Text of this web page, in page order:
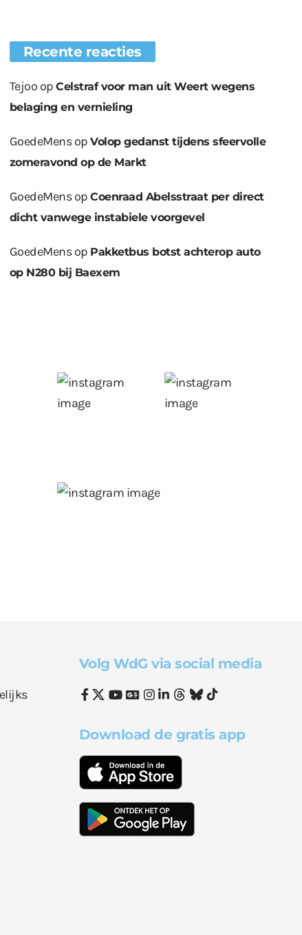
Recente reacties
Tejoo opCelstraf voor man uit Weert wegens
belaging en vernieling
GoedeMensopVolop gedanst tijdens sfeervolle
zomeravond op de Markt
GoedeMensopCoenraad Abelsstraat per direct
dicht vanwege instabiele voorgevel
GoedeMensop Pakketbus botst achterop auto
op N280 bij Baexem
Volg WdG via social media
Download de gratis app